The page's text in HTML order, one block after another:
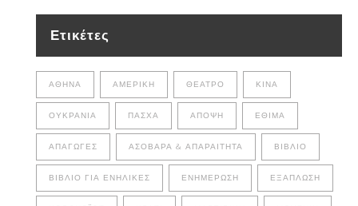
Ετικέτες
ΑΘΉΝΑ ΑΜΕΡΙΚΉ ΘΈΑΤΡΟ ΚΊΝΑ
ΟΥΚΡΑΝΊΑ ΠΆΣΧΑ ΆΠΟΨΗ ΈΘΙΜΑ
ΑΠΑΓΩΓΈΣ ΑΣΌΒΑΡΑ & ΑΠΑΡΑΊΤΗΤΑ ΒΙΒΛΊΟ
ΒΙΒΛΊΟ ΓΙΑ ΕΝΉΛΙΚΕΣ ΕΝΗΜΈΡΩΣΗ ΕΞΆΠΛΩΣΗ